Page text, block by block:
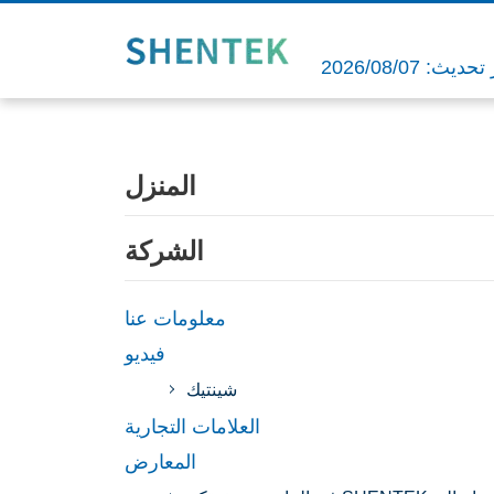
2026/08/07
المنزل
الشركة
معلومات عنا
فيديو
شينتيك
العلامات التجارية
المعارض